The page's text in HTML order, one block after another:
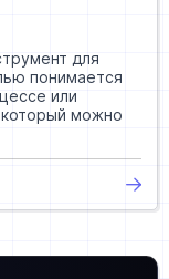
для
понимается
или
который можно